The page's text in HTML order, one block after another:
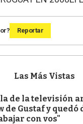
Reportar
Las Más Vistas
de la televisión
de Gustaf y
con vos"